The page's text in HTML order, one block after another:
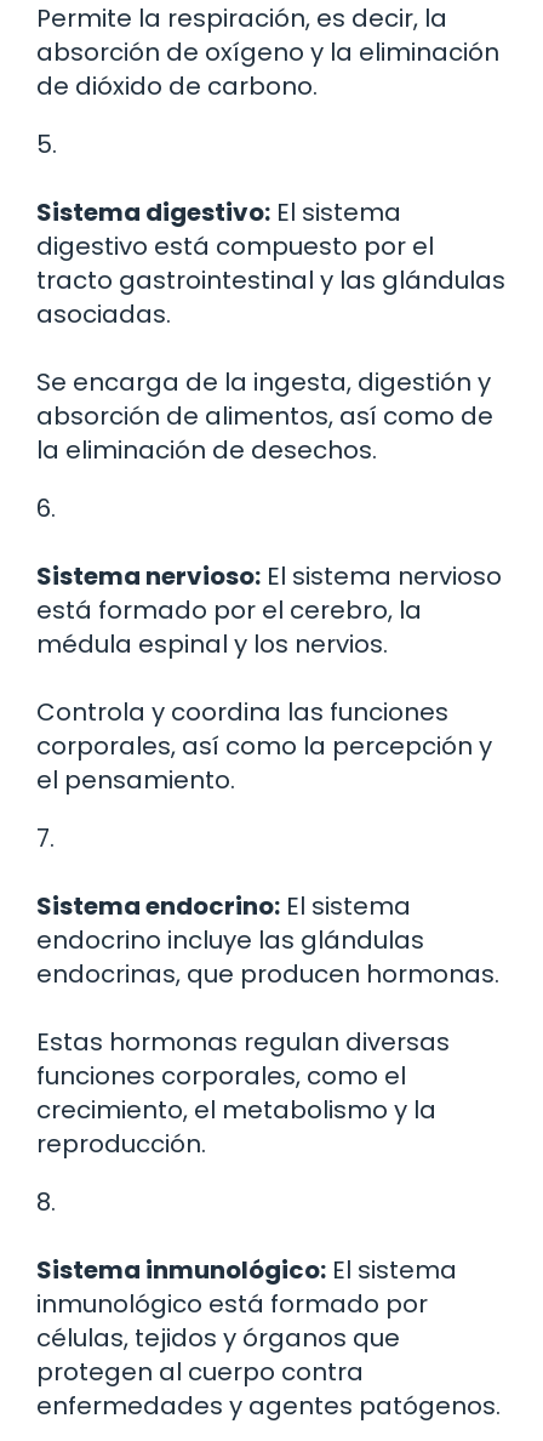
Permite la respiración, es decir, la
absorción de oxígeno y la eliminación
de dióxido de carbono.
5.
Sistema digestivo: El sistema
digestivo está compuesto por el
tracto gastrointestinal y las glándulas
asociadas.
Se encarga de la ingesta, digestión y
absorción de alimentos, así como de
la eliminación de desechos.
6.
Sistema nervioso: El sistema nervioso
está formado por el cerebro, la
médula espinal y los nervios.
Controla y coordina las funciones
corporales, así como la percepción y
el pensamiento.
7.
Sistema endocrino: El sistema
endocrino incluye las glándulas
endocrinas, que producen hormonas.
Estas hormonas regulan diversas
funciones corporales, como el
crecimiento, el metabolismo y la
reproducción.
8.
Sistema inmunológico: El sistema
inmunológico está formado por
células, tejidos y órganos que
protegen al cuerpo contra
enfermedades y agentes patógenos.